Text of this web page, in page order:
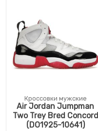
Кроссовки мужские
Air Jordan Jumpman
Two Trey Bred Concord
(DO1925-10641)